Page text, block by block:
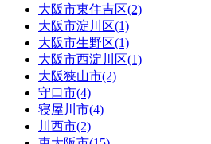
大阪市東住吉区(2)
大阪市淀川区(1)
大阪市生野区(1)
大阪市西淀川区(1)
大阪狭山市(2)
守口市(4)
寝屋川市(4)
川西市(2)